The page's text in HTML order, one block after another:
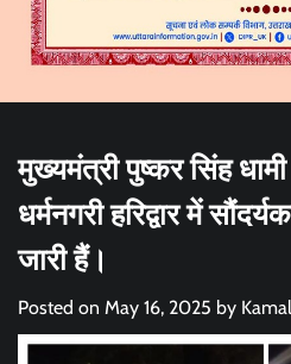
मुख्यमंत्री पुष्कर सिंह
धर्मनगरी हरिद्वार में
जारी हैं।
Posted on May 16, 2025 by